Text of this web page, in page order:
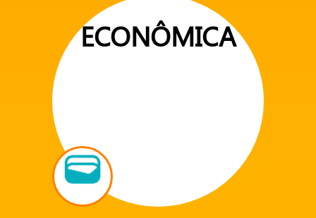
ECONÔMICA